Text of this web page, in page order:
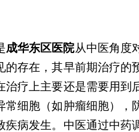
成华东区医院从中医角度
的存在，其早前期治疗的
治疗上主要还是需要用到
常细胞（如肿瘤细胞），
疾病发生。中医通过中药